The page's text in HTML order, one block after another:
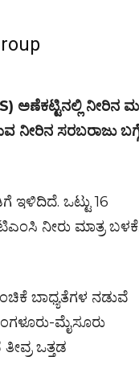
ಅಣೆಕಟ್ಟಿನಲ್ಲಿ ನೀರಿನ
ನೀರಿನ ಸರಬರಾಜು
ಇಳಿದಿದೆ. ಒಟ್ಟು 16
ನೀರು ಮಾತ್ರ
ಬಾಧ್ಯತೆಗಳ ನಡುವೆ
ಮೈಸೂರು
ಒತ್ತಡ